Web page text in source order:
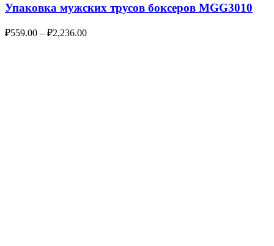
Упаковка мужских трусов боксеров MGG3010
₽559.00 – ₽2,236.00